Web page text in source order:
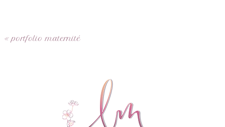
« portfolio maternité